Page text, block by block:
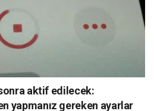
aktif edilecek:
yapmanız gereken ayarlar